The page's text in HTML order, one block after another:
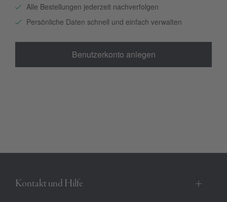
Alle Bestellungen jederzeit nachverfolgen
Persönliche Daten schnell und einfach verwalten
Benutzerkonto anlegen
Kontakt und Hilfe